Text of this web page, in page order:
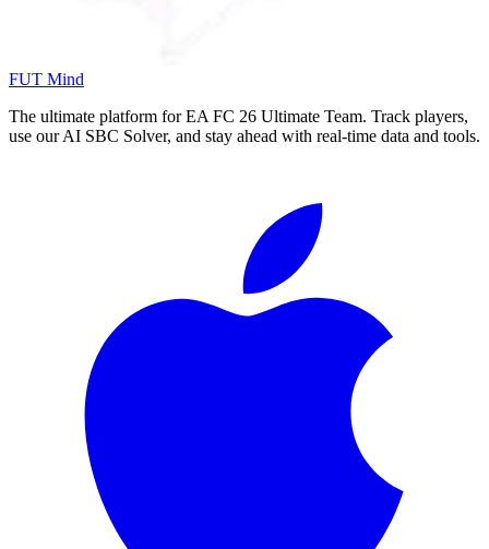
FUT Mind
The ultimate platform for EA FC 26 Ultimate Team. Track players,
use our AI SBC Solver, and stay ahead with real-time data and tools.